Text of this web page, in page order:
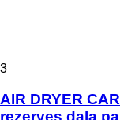
3
AIR DRYER
rezerves daļa